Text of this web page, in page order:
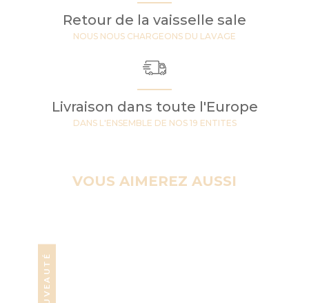
Retour de la vaisselle sale
NOUS NOUS CHARGEONS DU LAVAGE
Livraison dans toute l'Europe
DANS L'ENSEMBLE DE NOS 19 ENTITES
VOUS AIMEREZ AUSSI
NOUVEAUTÉ